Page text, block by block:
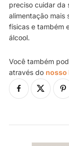
preciso cuidar da
alimentação mais
físicas e também
álcool.
Você também
através do nosso